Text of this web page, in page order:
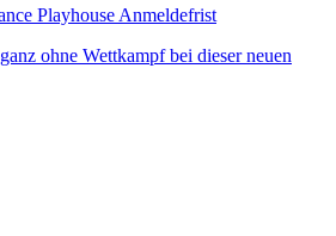
Playhouse Anmeldefrist
ohne Wettkampf bei dieser neuen